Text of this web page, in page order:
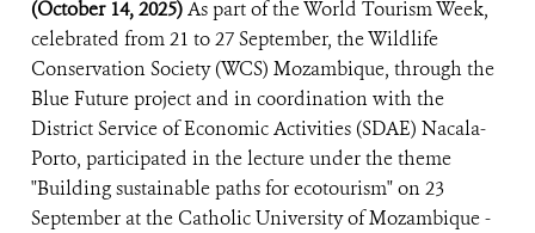
(October 14, 2025)As part of the World Tourism Week,
celebrated from 21 to 27 September, the Wildlife
Conservation Society (WCS) Mozambique, through the
Blue Future project and in coordination with the
District Service of Economic Activities (SDAE) Nacala-
Porto, participated in the lecture under the theme
"Building sustainable paths for ecotourism" on 23
September at the Catholic University of Mozambique -